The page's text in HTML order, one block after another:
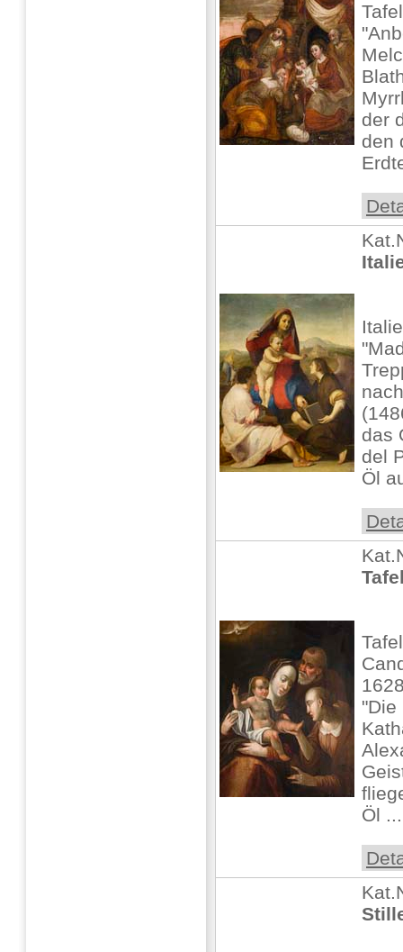
der
den
das
del
Öl
"Die
Öl ...